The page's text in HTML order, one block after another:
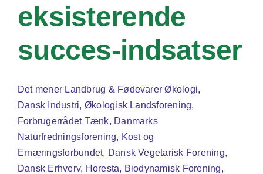
eksisterende
succes-indsatser
Det mener Landbrug & Fødevarer Økologi,
Dansk Industri, Økologisk Landsforening,
Forbrugerrådet Tænk, Danmarks
Naturfredningsforening, Kost og
Ernæringsforbundet, Dansk Vegetarisk Forening,
Dansk Erhverv, Horesta, Biodynamisk Forening,